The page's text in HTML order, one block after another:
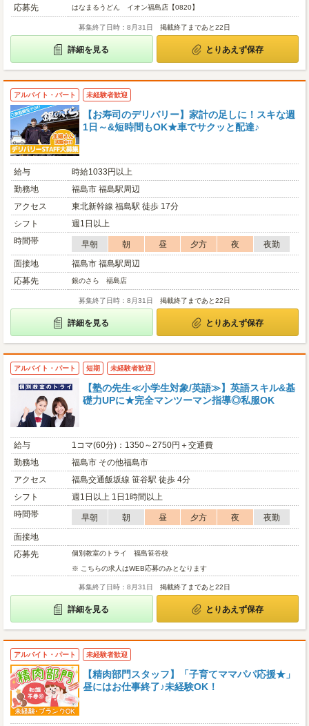
応募先
はなまるうどん イオン福島店【0820】
募集終了日時：8月31日 掲載終了まであと22日
詳細を見る とりあえず保存
アルバイト・パート 未経験者歓迎
【お寿司のデリバリー】家計の足しに！スキな週
1日～&短時間もOK★車でサクッと配達♪
給与
時給1033円以上
勤務地
福島市 福島駅周辺
アクセス
東北新幹線 福島駅 徒歩 17分
シフト
週1日以上
時間帯
早朝 朝 昼 夕方 夜
夜勤
面接地
福島市 福島駅周辺
応募先
銀のさら 福島店
募集終了日時：8月31日 掲載終了まであと22日
詳細を見る とりあえず保存
アルバイト・パート 短期 未経験者歓迎
【塾の先生≪小学生対象/英語≫】英語スキル&基
礎力UPに★完全マンツーマン指導◎私服OK
給与
1コマ(60分)：1350～2750円＋交通費
勤務地
福島市 その他福島市
アクセス
福島交通飯坂線 笹谷駅 徒歩 4分
シフト
週1日以上 1日1時間以上
時間帯
早朝 朝 昼 夕方 夜
夜勤
面接地
応募先
個別教室のトライ 福島笹谷校
※ こちらの求人はWEB応募のみとなります
募集終了日時：8月31日 掲載終了まであと22日
詳細を見る とりあえず保存
アルバイト・パート 未経験者歓迎
【精肉部門スタッフ】「子育てママパパ応援★」
昼にはお仕事終了♪未経験OK！